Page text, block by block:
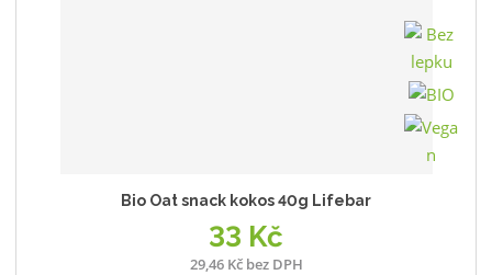
Bio Oat snack kokos 40g Lifebar
33 Kč
29,46 Kč bez DPH